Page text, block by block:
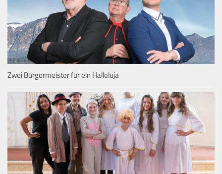
Zwei Bürgermeister für ein Halleluja